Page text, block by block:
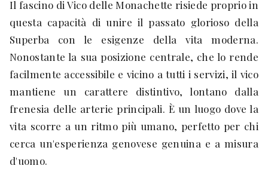
Il fascino di Vico delle Monachette risiede proprio in
questa capacità di unire il passato glorioso della
Superba con le esigenze della vita moderna.
Nonostante la sua posizione centrale, che lo rende
facilmente accessibile e vicino a tutti i servizi, il vico
mantiene un carattere distintivo, lontano dalla
frenesia delle arterie principali. È un luogo dove la
vita scorre a un ritmo più umano, perfetto per chi
cerca un'esperienza genovese genuina e a misura
d'uomo.